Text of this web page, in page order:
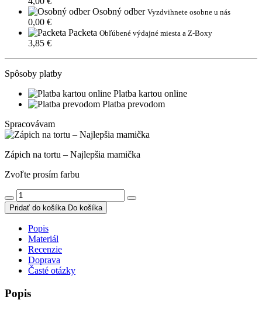
Osobný odber Vyzdvihnete osobne u nás
0,00 €
Packeta Obľúbené výdajné miesta a Z-Boxy
3,85 €
Spôsoby platby
Platba kartou online
Platba prevodom
Spracovávam
Zápich na tortu – Najlepšia mamička
Zvoľte prosím farbu
Pridať do košíka Do košíka
Popis
Materiál
Recenzie
Doprava
Časté otázky
Popis